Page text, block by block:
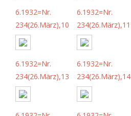
6.1932=Nr.
234(26.März),10
6.1932=Nr.
234(26.März),11
6.1932=Nr.
234(26.März),13
6.1932=Nr.
234(26.März),14